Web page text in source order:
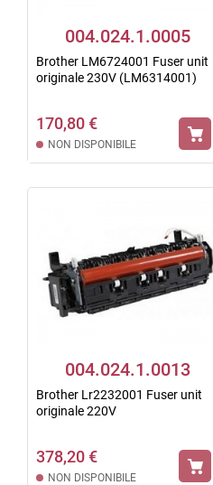
004.024.1.0005
Brother LM6724001 Fuser unit
originale 230V (LM6314001)
170,80 €
NON DISPONIBILE
004.024.1.0013
Brother Lr2232001 Fuser unit
originale 220V
378,20 €
NON DISPONIBILE